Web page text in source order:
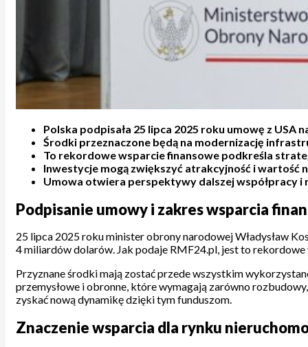
Polska podpisała 25 lipca 2025 roku umowę z
Środki przeznaczone będą na modernizację
To rekordowe wsparcie finansowe podkreśla
Inwestycje mogą zwiększyć atrakcyjność i wartość
Umowa otwiera perspektywy dalszej współpracy
Podpisanie umowy i zakres wsparcia
25 lipca 2025 roku minister obrony narodowej Władysław
4 miliardów dolarów. Jak podaje RMF24.pl, jest to
Przyznane środki mają zostać przede wszystkim
przemysłowe i obronne, które wymagają zarówno
zyskać nową dynamikę dzięki tym funduszom.
Znaczenie wsparcia dla rynku